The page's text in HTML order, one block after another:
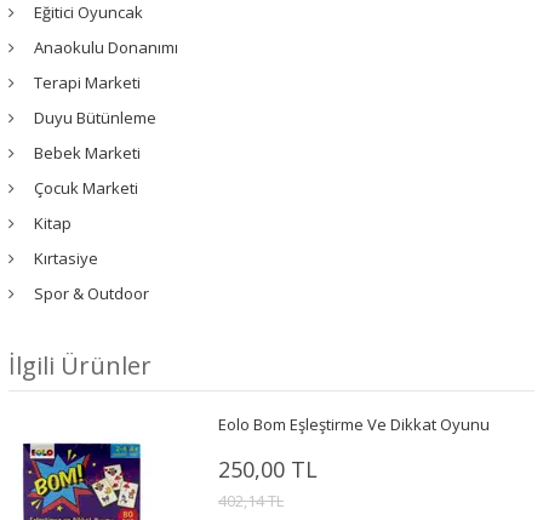
Eğitici Oyuncak
Anaokulu Donanımı
Terapi Marketi
Duyu Bütünleme
Bebek Marketi
Çocuk Marketi
Kitap
Kırtasiye
Spor & Outdoor
İlgili Ürünler
Eolo Bom Eşleştirme Ve Dikkat Oyunu
250,00 TL
402,14 TL